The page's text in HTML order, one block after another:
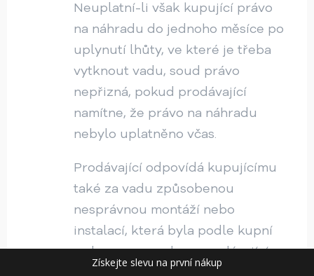
Neuplatní-li však kupující právo
na náhradu do jednoho měsíce po
uplynutí lhůty, ve které je třeba
vytknout vadu, soud právo
nepřizná, pokud prodávající
namítne, že právo na náhradu
nebylo uplatněno včas.
Prodávající odpovídá kupujícímu
také za vadu způsobenou
nesprávnou montáží nebo
instalací, která byla podle kupní
smlouvy provedena prodávajícím
nebo na jeho odpovědnost. To
Získejte slevu na první nákup